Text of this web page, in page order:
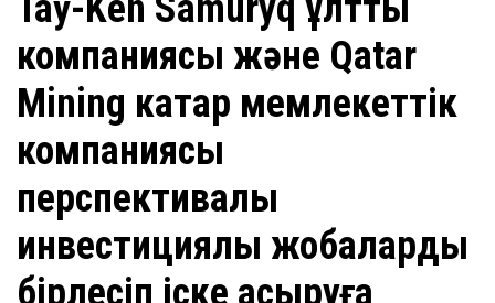
компаниясы және Qatar
Mining катар мемлекеттік
компаниясы
перспективалық
инвестициялық жобаларды
бірлесіп іске асыруға